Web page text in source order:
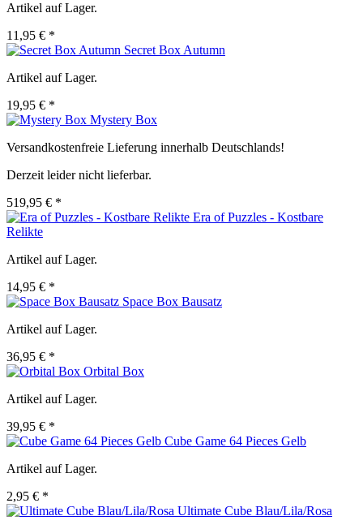
Artikel auf Lager.
11,95 € *
Secret Box Autumn
Artikel auf Lager.
19,95 € *
Mystery Box
Versandkostenfreie Lieferung innerhalb Deutschlands!
Derzeit leider nicht lieferbar.
519,95 € *
Era of Puzzles - Kostbare
Relikte
Artikel auf Lager.
14,95 € *
Space Box Bausatz
Artikel auf Lager.
36,95 € *
Orbital Box
Artikel auf Lager.
39,95 € *
Cube Game 64 Pieces Gelb
Artikel auf Lager.
2,95 € *
Ultimate Cube Blau/Lila/Rosa